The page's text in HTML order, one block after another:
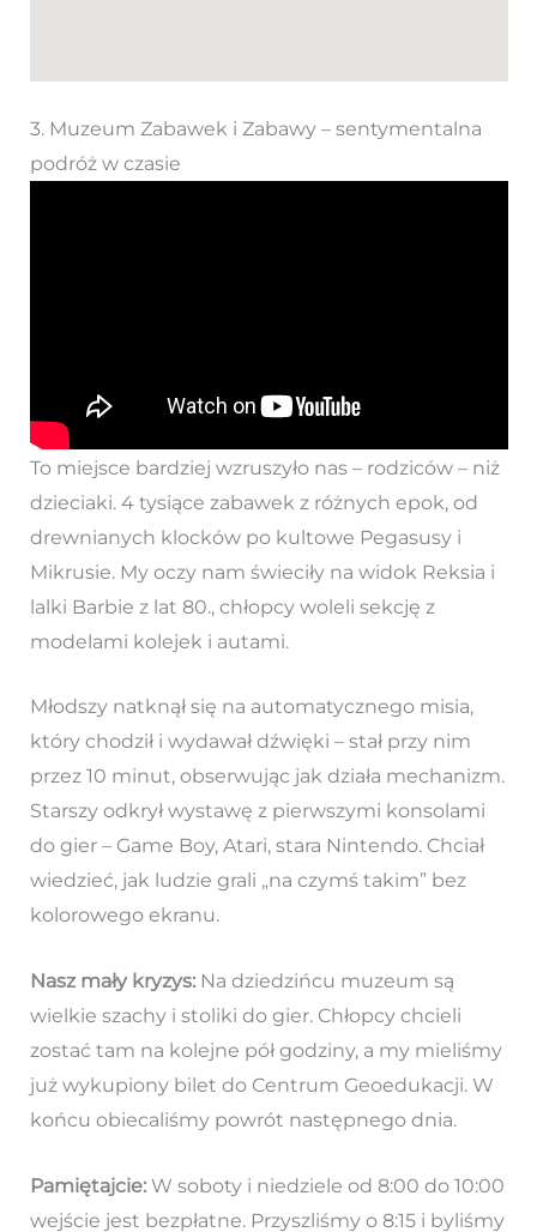
3. Muzeum Zabawek i Zabawy – sentymentalna
podróż w czasie
To miejsce bardziej wzruszyło nas – rodziców – niż
dzieciaki. 4 tysiące zabawek z różnych epok, od
drewnianych klocków po kultowe Pegasusy i
Mikrusie. My oczy nam świeciły na widok Reksia i
lalki Barbie z lat 80., chłopcy woleli sekcję z
modelami kolejek i autami.
Młodszy natknął się na automatycznego misia,
który chodził i wydawał dźwięki – stał przy nim
przez 10 minut, obserwując jak działa mechanizm.
Starszy odkrył wystawę z pierwszymi konsolami
do gier – Game Boy, Atari, stara Nintendo. Chciał
wiedzieć, jak ludzie grali „na czymś takim” bez
kolorowego ekranu.
Nasz mały kryzys:Na dziedzińcu muzeum są
wielkie szachy i stoliki do gier. Chłopcy chcieli
zostać tam na kolejne pół godziny, a my mieliśmy
już wykupiony bilet do Centrum Geoedukacji. W
końcu obiecaliśmy powrót następnego dnia.
Pamiętajcie:W soboty i niedziele od 8:00 do 10:00
wejście jest bezpłatne. Przyszliśmy o 8:15 i byliśmy